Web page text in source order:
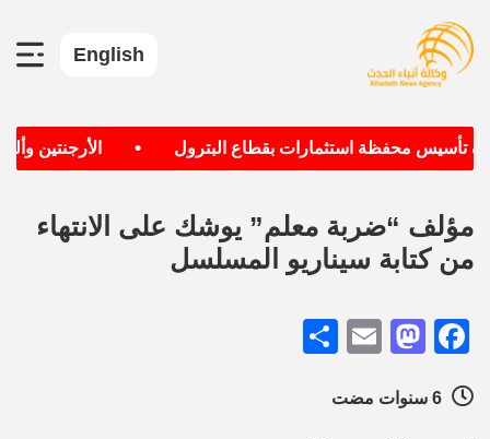
English
تأسيس محفظة استثمارات بقطاع البترول الأرجنتين
مؤلف “ضربة معلم” يوشك على الانتهاء
من كتابة سيناريو المسلسل
Facebook
Mastodon
Email